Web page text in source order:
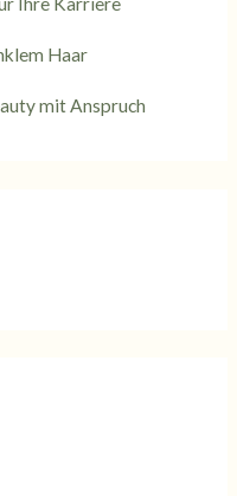
Haar
mit Anspruch